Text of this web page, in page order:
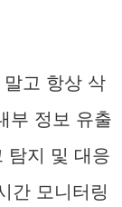
말고 항상 삭
부 정보 유출
탐지 및 대응
간 모니터링